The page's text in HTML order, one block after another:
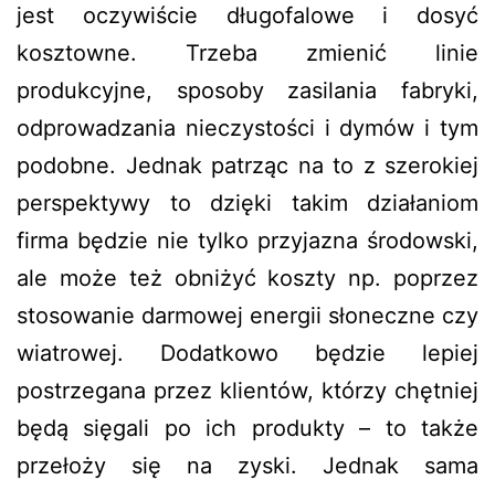
jest oczywiście długofalowe i dosyć
kosztowne. Trzeba zmienić linie
produkcyjne, sposoby zasilania fabryki,
odprowadzania nieczystości i dymów i tym
podobne. Jednak patrząc na to z szerokiej
perspektywy to dzięki takim działaniom
firma będzie nie tylko przyjazna środowski,
ale może też obniżyć koszty np. poprzez
stosowanie darmowej energii słoneczne czy
wiatrowej. Dodatkowo będzie lepiej
postrzegana przez klientów, którzy chętniej
będą sięgali po ich produkty – to także
przełoży się na zyski. Jednak sama